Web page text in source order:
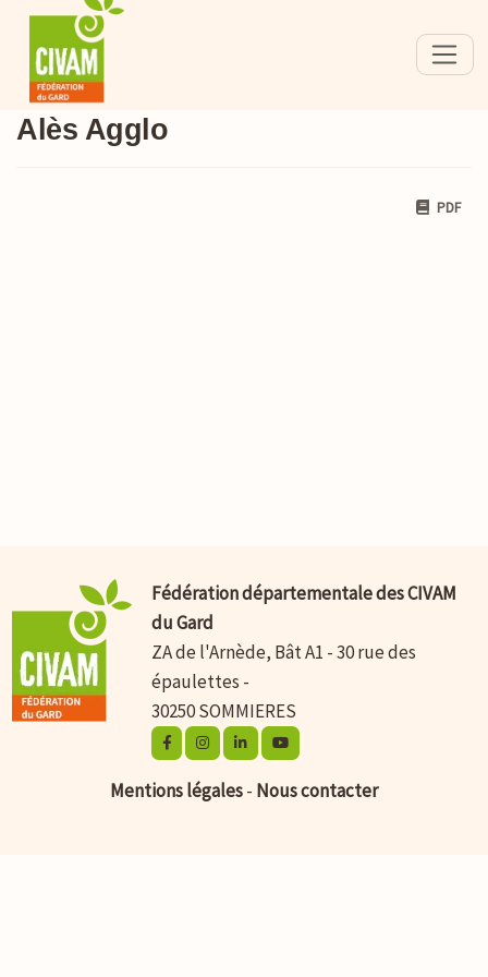
Alès Agglo
PDF
Fédération départementale des CIVAM
du Gard
ZA de l'Arnède, Bât A1 - 30 rue des
épaulettes -
30250 SOMMIERES
Mentions légales- Nous contacter